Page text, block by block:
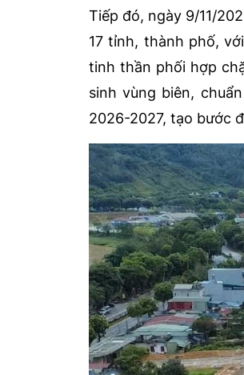
Tiếp đó, ngày 9/11/
17 tỉnh, thành phố,
tinh thần phối hợp
sinh vùng biên,
2026-2027, tạo bước